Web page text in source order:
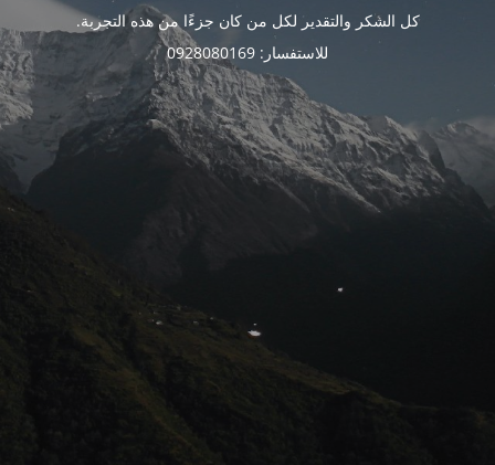
كل الشكر والتقدير لكل من كان جزءًا من هذه التجربة.
للاستفسار: 0928080169